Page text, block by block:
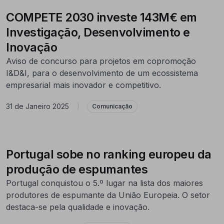
COMPETE 2030 investe 143M€ em
Investigação, Desenvolvimento e
Inovação
Aviso de concurso para projetos em copromoção
I&D&I, para o desenvolvimento de um ecossistema
empresarial mais inovador e competitivo.
31 de Janeiro 2025 Comunicação
Portugal sobe no ranking europeu da
produção de espumantes
Portugal conquistou o 5.º lugar na lista dos maiores
produtores de espumante da União Europeia. O setor
destaca-se pela qualidade e inovação.